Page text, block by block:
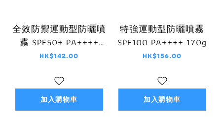
全效防禦運動型防曬噴
霧 SPF50+ PA++++
170g
HK$142.00
加入購物車
特強運動型防曬噴霧
SPF100 PA++++ 170g
HK$156.00
加入購物車